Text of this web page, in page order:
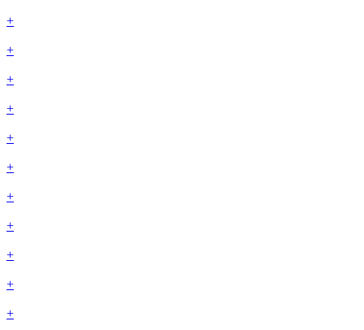
+
+
+
+
+
+
+
+
+
+
+